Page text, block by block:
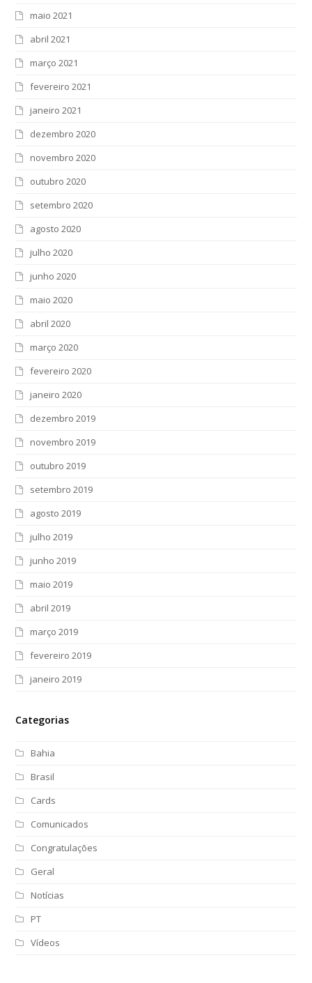
maio 2021
abril 2021
março 2021
fevereiro 2021
janeiro 2021
dezembro 2020
novembro 2020
outubro 2020
setembro 2020
agosto 2020
julho 2020
junho 2020
maio 2020
abril 2020
março 2020
fevereiro 2020
janeiro 2020
dezembro 2019
novembro 2019
outubro 2019
setembro 2019
agosto 2019
julho 2019
junho 2019
maio 2019
abril 2019
março 2019
fevereiro 2019
janeiro 2019
Categorias
Bahia
Brasil
Cards
Comunicados
Congratulações
Geral
Notícias
PT
Vídeos